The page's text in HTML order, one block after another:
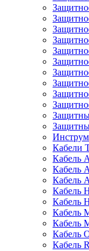
Кабели
Кабель
Кабель
Кабель
Кабель
Кабель
Кабель
Кабель
Кабель
Кабель